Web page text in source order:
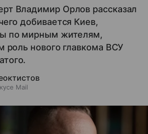
Владимир Орлов рассказал
добивается Киев,
по мирным жителям,
роль нового главкома ВСУ
Mail